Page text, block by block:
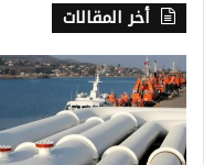
أخر المقالات